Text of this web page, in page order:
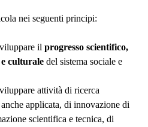
nei seguenti principi:
il progresso scientifico,
e culturale del sistema sociale e
attività di ricerca
applicata, di innovazione di
scientifica e tecnica, di